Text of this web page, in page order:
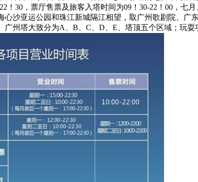
！30，票厅售票及旅客入塔时间为09！30-22！00，
心沙亚运公园和珠江新城隔江相望，取广州歌剧院、
广州塔大致分为A、B、C、D、E、塔顶五个区域；玩